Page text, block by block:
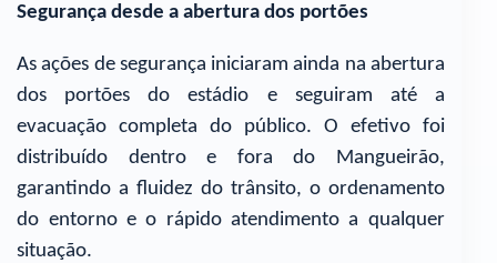
Segurança desde a abertura dos portões
As ações de segurança iniciaram ainda na abertura
dos portões do estádio e seguiram até a
evacuação completa do público. O efetivo foi
distribuído dentro e fora do Mangueirão,
garantindo a fluidez do trânsito, o ordenamento
do entorno e o rápido atendimento a qualquer
situação.